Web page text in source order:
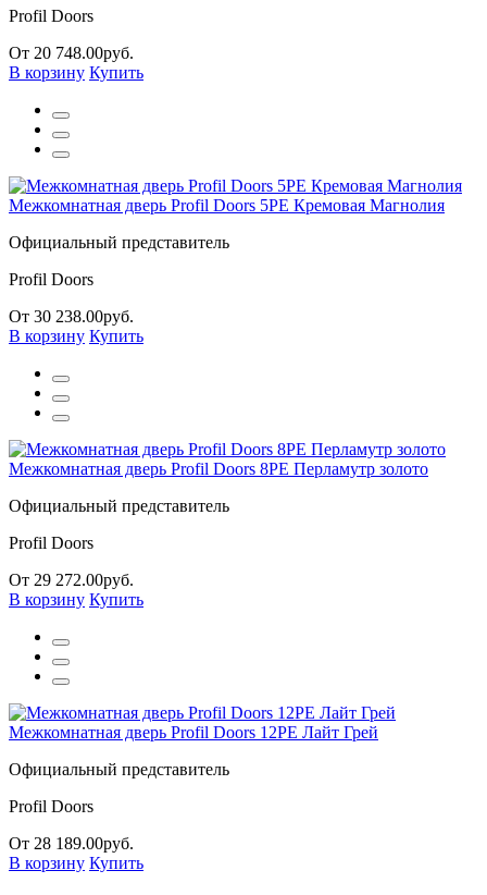
Profil Doors
От 20 748.00руб.
В корзину Купить
Межкомнатная дверь Profil Doors 5PE Кремовая Магнолия
Официальный представитель
Profil Doors
От 30 238.00руб.
В корзину Купить
Межкомнатная дверь Profil Doors 8РЕ Перламутр золото
Официальный представитель
Profil Doors
От 29 272.00руб.
В корзину Купить
Межкомнатная дверь Profil Doors 12PE Лайт Грей
Официальный представитель
Profil Doors
От 28 189.00руб.
В корзину Купить